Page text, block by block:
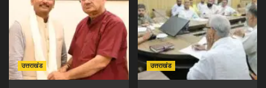
उत्तराखंड उत्तराखंड